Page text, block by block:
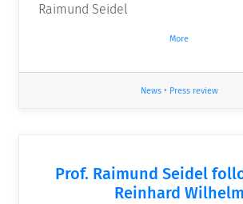
Raimund Seidel
More
News• Press review
Prof. Raimund Seidel
Reinhard Wilhelm